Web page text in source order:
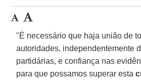
"É necessário que haja união de
autoridades, independentemente
partidárias, e confiança nas
para que possamos superar esta